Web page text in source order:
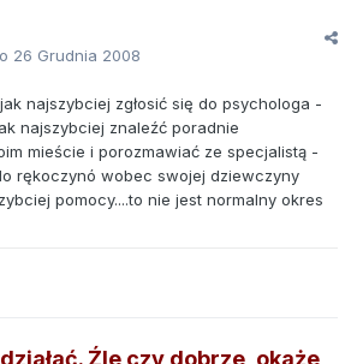
26 Grudnia 2008
najszybciej zgłosić się do psychologa -
najszybciej znaleźć poradnie
mieście i porozmawiać ze specjalistą -
rękoczynó wobec swojej dziewczyny
pomocy....to nie jest normalny okres